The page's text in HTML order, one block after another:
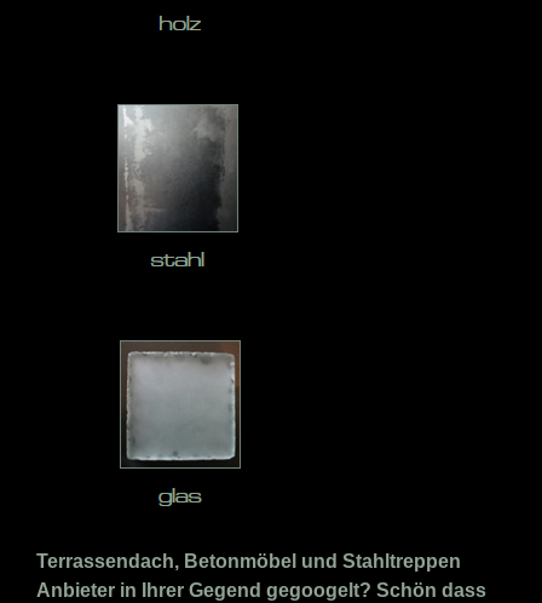
Terrassendach, Betonmöbel und Stahltreppen
Anbieter in Ihrer Gegend gegoogelt? Schön dass